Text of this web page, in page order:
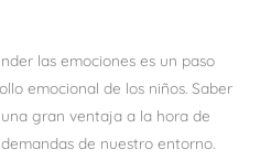
las emociones es un paso
emocional de los niños. Saber
gran ventaja a la hora de
de nuestro entorno.